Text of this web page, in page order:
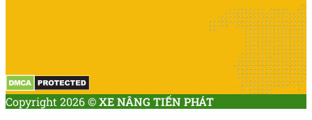
Copyright 2026 ©XE NÂNG TIẾN PHÁT